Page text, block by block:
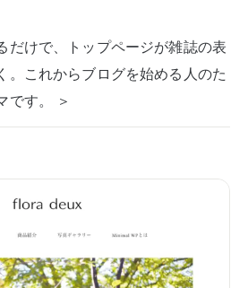
だけで、トップページが雑誌の表
。これからブログを始める人のた
です。 ＞